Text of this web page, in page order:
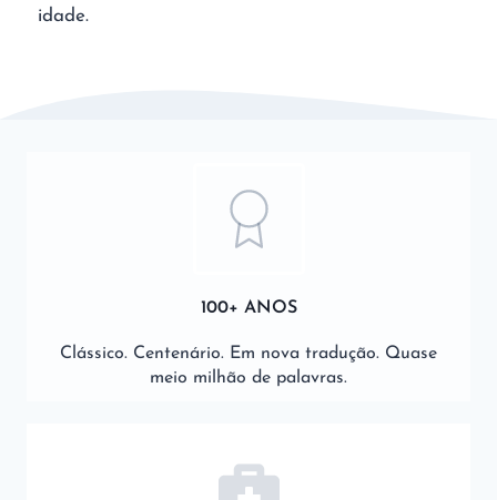
idade.
100+ ANOS
Clássico. Centenário. Em nova tradução. Quase
meio milhão de palavras.